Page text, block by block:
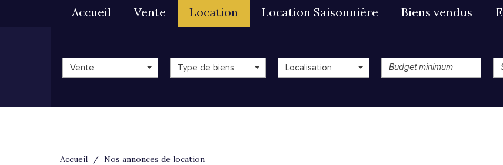
Accueil Vente Location Location Saisonnière Biens vendus
Vente Type de biens Localisation
Accueil Nos annonces de location